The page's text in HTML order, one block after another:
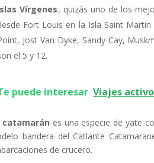
Vírgenes, quizás uno de los
Fort Louis en la Isla Saint
Jost Van Dyke, Sandy Cay,
el 5 y 12.
puede interesar Viajes
catamarán es una especie de yate
bandera del Catlante
de crucero.